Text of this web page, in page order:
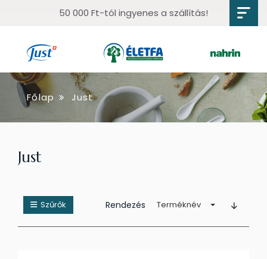
50 000 Ft-tól ingyenes a szállítás!
Főlap Just
Just
Szűrők Rendezés Terméknév